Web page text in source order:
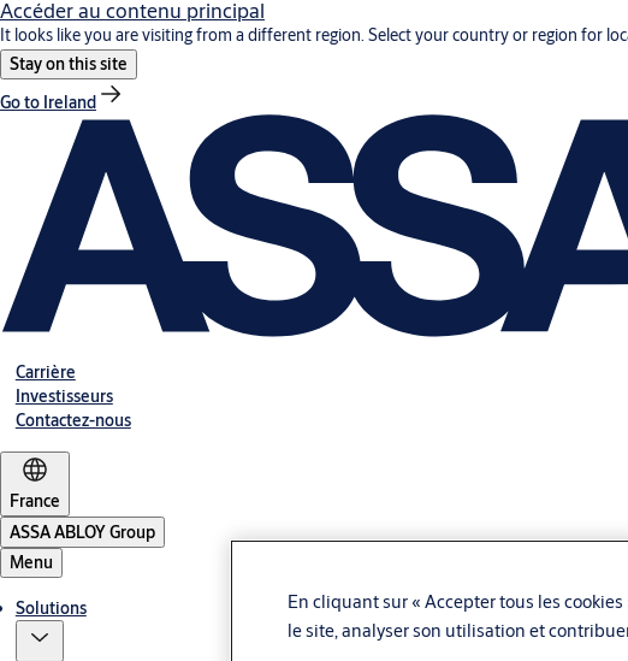
Accéder au contenu principal
It looks like you are visiting from a different region. Select your country or region for
Stay on this site
Go to Ireland
Carrière
Investisseurs
Contactez-nous
France
ASSA ABLOY Group
Menu
Solutions
En cliquant sur « Accepter tous les
le site, analyser son utilisation et